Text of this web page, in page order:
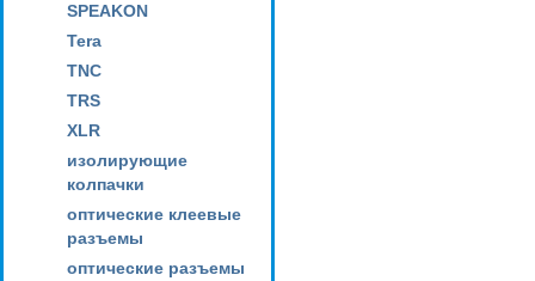
SPEAKON
Tera
TNC
TRS
XLR
изолирующие
колпачки
оптические клеевые
разъемы
оптические разъемы